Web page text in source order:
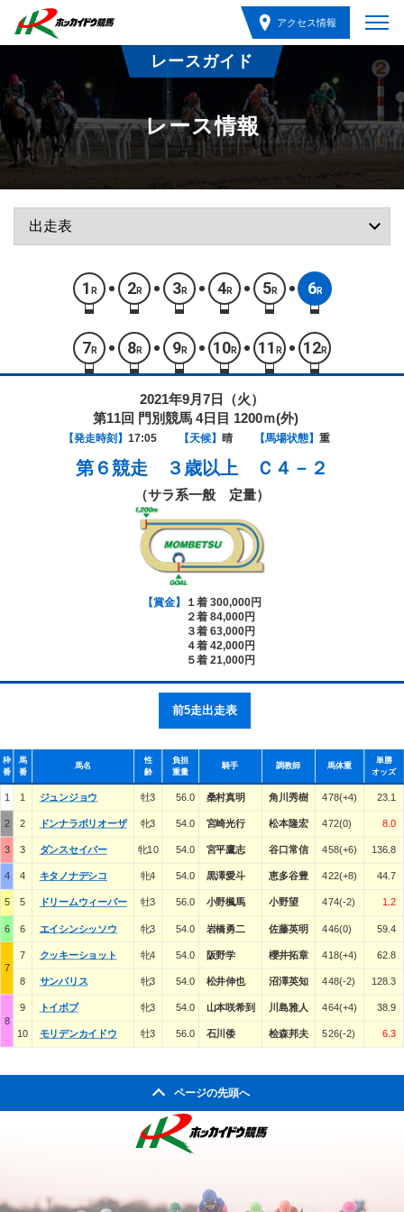
アクセス情報
レースガイド
レース情報
1 R 2R 3R 4R 5R 6R
7 R 8R 9R 10R 11 R 12R
2021年9月7日（火）
第11回 門別競馬 4日目 1200ｍ(外)
【発走時刻】 17:05 【天候】 晴 【馬場状態】 重
第６競走 ３歳以上 Ｃ４－２
（サラ系一般 定量）
【賞金】
１着 300,000円
２着 84,000円
３着 63,000円
４着 42,000円
５着 21,000円
前5走出走表
枠
番
馬
番
馬名
性
齢
負担
重量
騎手 調教師 馬体重
単勝
オッズ
1 1 ジュンジョウ 牡3 56.0 桑村真明 角川秀樹 478(+4) 23.1
2 2 ドンナラボリオーザ 牝3 54.0 宮崎光行 松本隆宏 472(0) 8.0
3 3 ダンスセイバー 牝10 54.0 宮平鷹志 谷口常信 458(+6) 136.8
4 4 キタノナデシコ 牝4 54.0 黒澤愛斗 恵多谷豊 422(+8) 44.7
5 5 ドリームウィーバー 牡3 56.0 小野楓馬 小野望 474(-2) 1.2
6 6 エイシンシッソウ 牝3 54.0 岩橋勇二 佐藤英明 446(0) 59.4
7
7 クッキーショット 牝4 54.0 阪野学 櫻井拓章 418(+4) 62.8
8 サンパリス 牝3 54.0 松井伸也 沼澤英知 448(-2) 128.3
8
9 トイボブ 牝3 54.0 山本咲希到 川島雅人 464(+4) 38.9
10 モリデンカイドウ 牡3 56.0 石川倭 桧森邦夫 526(-2) 6.3
ページの先頭へ